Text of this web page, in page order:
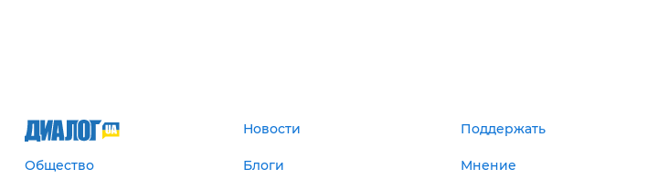
Новости Поддержать
Общество Блоги Мнение